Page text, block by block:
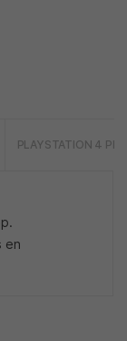
PLAYSTATION 4
en